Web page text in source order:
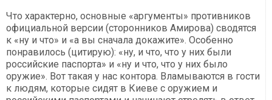
Что характерно, основные «аргументы» противников
официальной версии (сторонников Амирова) сводятся
к «ну и что» и «а вы сначала докажите». Особенно
понравилось (цитирую): «ну, и что, что у них были
российские паспорта» и «ну и что, что у них было
оружие». Вот такая у нас контора. Вламываются в гости
к людям, которые сидят в Киеве с оружием и